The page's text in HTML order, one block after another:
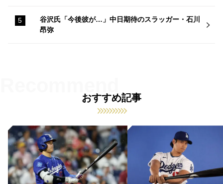
谷沢氏「今後彼が…」中日期待のスラッガー・石川
昂弥
おすすめ記事